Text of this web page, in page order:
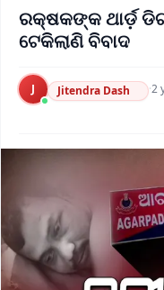
ରକ୍ଷକଙ୍କ ଥାର୍ଡ଼
ଟେକିଲାଣି ବିବାଦ
J Jitendra Dash ·2